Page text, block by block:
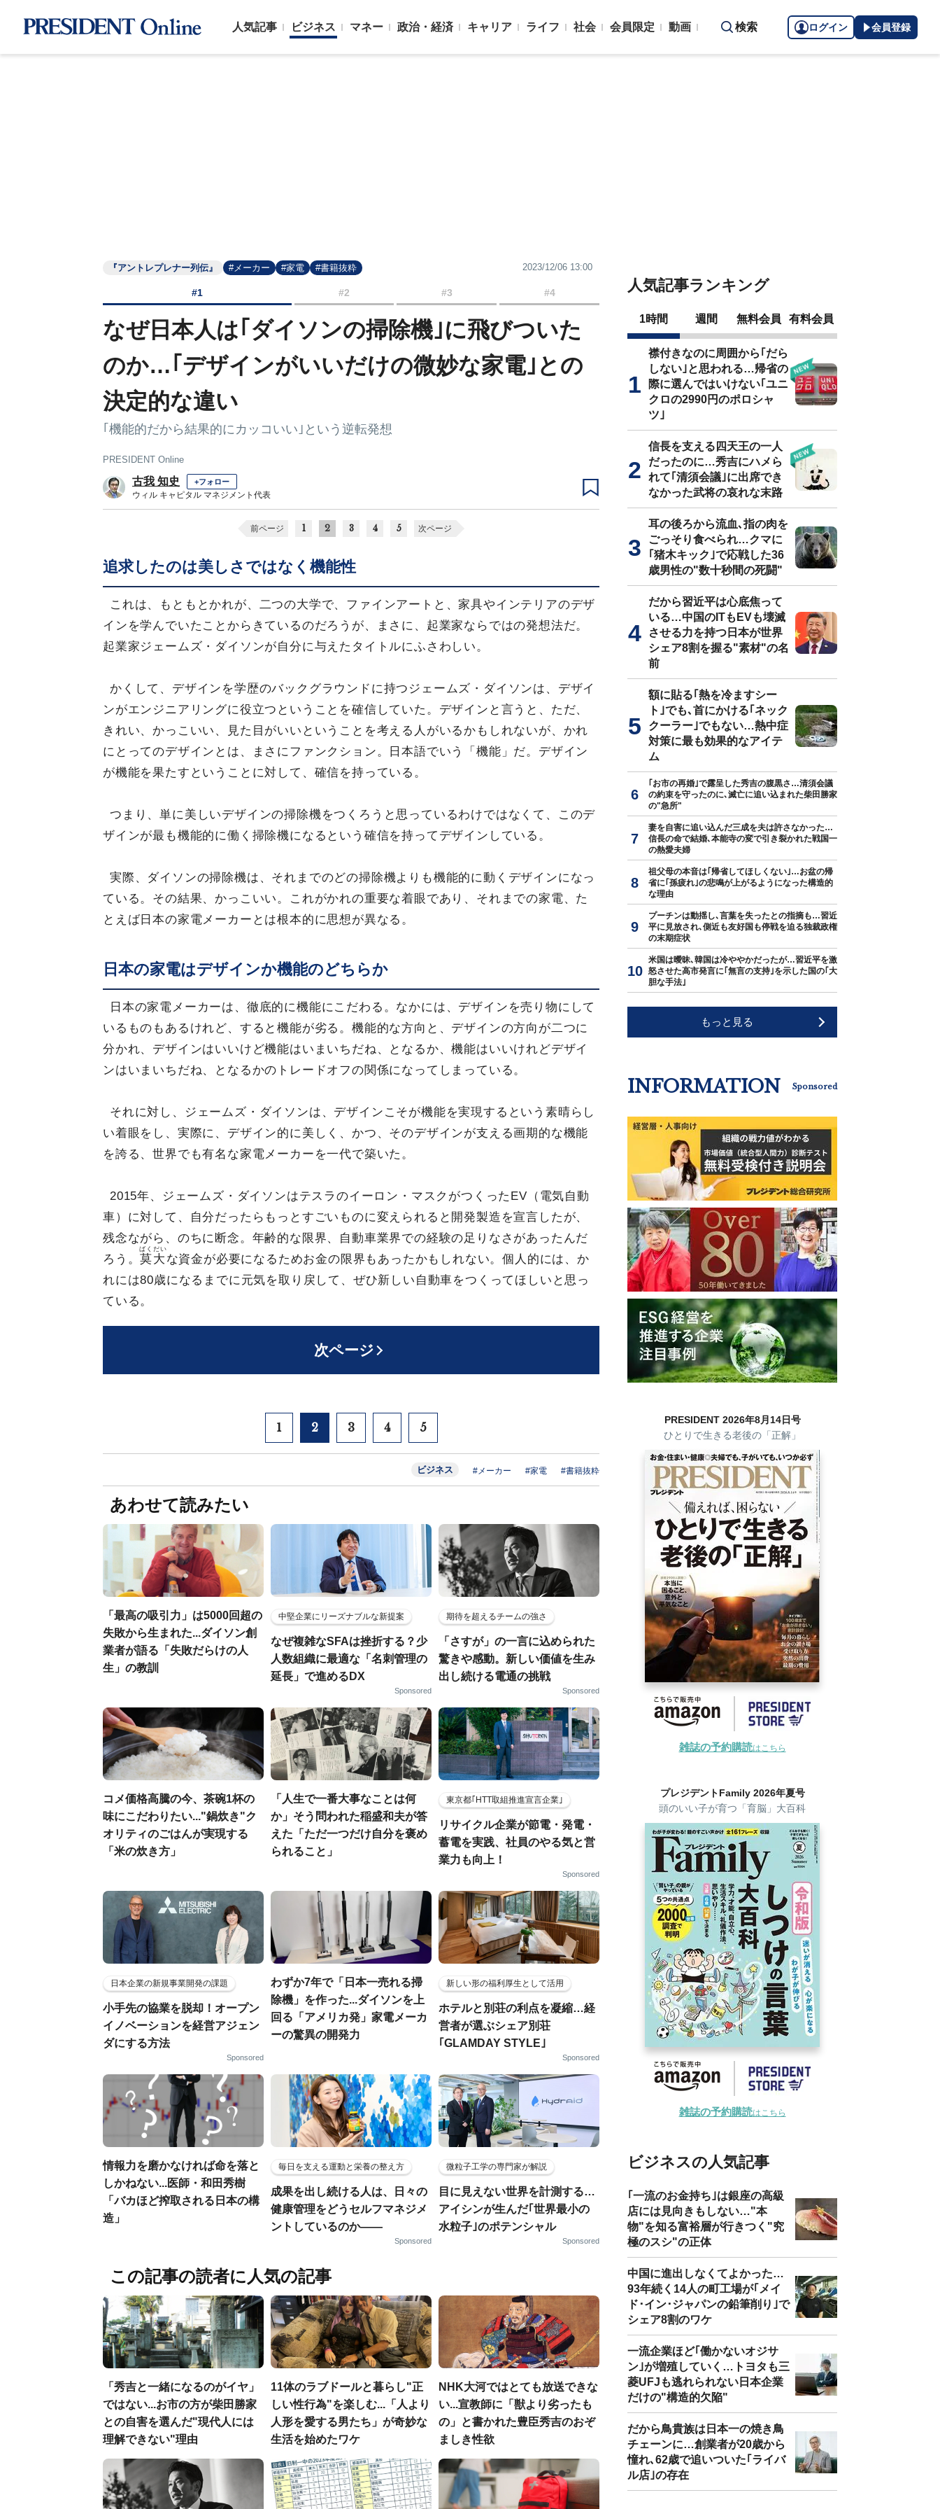
人気記事 ビジネス マネー 政治・経済 キャリア ライフ 社会 会員限定 動画 検索 ログイン 会員登録
『アントレプレナー列伝』 #メーカー #家電 #書籍抜粋 2023/12/06 13:00
#1 #2 #3 #4
なぜ日本人は｢ダイソンの掃除機｣に飛びついた
のか…｢デザインがいいだけの微妙な家電｣との
決定的な違い
｢機能的だから結果的にカッコいい｣という逆転発想
PRESIDENT Online
古我 知史 +フォロー
ウィル キャピタル マネジメント代表
前ページ 1 2 3 4 5 次ページ
追求したのは美しさではなく機能性
これは、もともとかれが、二つの大学で、ファインアートと、家具やインテリアのデザ
インを学んでいたことからきているのだろうが、まさに、起業家ならではの発想法だ。
起業家ジェームズ・ダイソンが自分に与えたタイトルにふさわしい。
かくして、デザインを学歴のバックグラウンドに持つジェームズ・ダイソンは、デザイ
ンがエンジニアリングに役立つということを確信していた。デザインと言うと、ただ、
きれい、かっこいい、見た目がいいということを考える人がいるかもしれないが、かれ
にとってのデザインとは、まさにファンクション。日本語でいう「機能」だ。デザイン
が機能を果たすということに対して、確信を持っている。
つまり、単に美しいデザインの掃除機をつくろうと思っているわけではなくて、このデ
ザインが最も機能的に働く掃除機になるという確信を持ってデザインしている。
実際、ダイソンの掃除機は、それまでのどの掃除機よりも機能的に動くデザインになっ
ている。その結果、かっこいい。これがかれの重要な着眼であり、それまでの家電、た
とえば日本の家電メーカーとは根本的に思想が異なる。
日本の家電はデザインか機能のどちらか
日本の家電メーカーは、徹底的に機能にこだわる。なかには、デザインを売り物にして
いるものもあるけれど、すると機能が劣る。機能的な方向と、デザインの方向が二つに
分かれ、デザインはいいけど機能はいまいちだね、となるか、機能はいいけれどデザイ
ンはいまいちだね、となるかのトレードオフの関係になってしまっている。
それに対し、ジェームズ・ダイソンは、デザインこそが機能を実現するという素晴らし
い着眼をし、実際に、デザイン的に美しく、かつ、そのデザインが支える画期的な機能
を誇る、世界でも有名な家電メーカーを一代で築いた。
2015年、ジェームズ・ダイソンはテスラのイーロン・マスクがつくったEV（電気自動
車）に対して、自分だったらもっとすごいものに変えられると開発製造を宣言したが、
残念ながら、のちに断念。年齢的な限界、自動車業界での経験の足りなさがあったんだ
ろう。莫大
ばくだい
な資金が必要になるためお金の限界もあったかもしれない。個人的には、か
れには80歳になるまでに元気を取り戻して、ぜひ新しい自動車をつくってほしいと思っ
ている。
次ページ
1 2 3 4 5
ビジネス #メーカー #家電 #書籍抜粋
あわせて読みたい
「最高の吸引力」は5000回超の
失敗から生まれた...ダイソン創
業者が語る「失敗だらけの人
生」の教訓
中堅企業にリーズナブルな新提案
なぜ複雑なSFAは挫折する？少
人数組織に最適な「名刺管理の
延長」で進めるDX
Sponsored
期待を超えるチームの強さ
「さすが」の一言に込められた
驚きや感動。新しい価値を生み
出し続ける電通の挑戦
Sponsored
コメ価格高騰の今、茶碗1杯の
味にこだわりたい..."鍋炊き"ク
オリティのごはんが実現する
「米の炊き方」
「人生で一番大事なことは何
か」そう問われた稲盛和夫が答
えた「ただ一つだけ自分を褒め
られること」
東京都｢HTT取組推進宣言企業｣
リサイクル企業が節電・発電・
蓄電を実践、社員のやる気と営
業力も向上！
Sponsored
日本企業の新規事業開発の課題
小手先の協業を脱却！オープン
イノベーションを経営アジェン
ダにする方法
Sponsored
わずか7年で「日本一売れる掃
除機」を作った...ダイソンを上
回る「アメリカ発」家電メーカ
ーの驚異の開発力
新しい形の福利厚生として活用
ホテルと別荘の利点を凝縮…経
営者が選ぶシェア別荘
｢GLAMDAY STYLE｣
Sponsored
情報力を磨かなければ命を落と
しかねない...医師・和田秀樹
「バカほど搾取される日本の構
造」
毎日を支える運動と栄養の整え方
成果を出し続ける人は、日々の
健康管理をどうセルフマネジメ
ントしているのか——
Sponsored
微粒子工学の専門家が解説
目に見えない世界を計測する…
アイシンが生んだ｢世界最小の
水粒子｣のポテンシャル
Sponsored
この記事の読者に人気の記事
「秀吉と一緒になるのがイヤ」
ではない...お市の方が柴田勝家
との自害を選んだ"現代人には
理解できない"理由
11体のラブドールと暮らし"正
しい性行為"を楽しむ...「人より
人形を愛する男たち」が奇妙な
生活を始めたワケ
NHK大河ではとても放送できな
い...宣教師に「獣より劣ったも
の」と書かれた豊臣秀吉のおぞ
ましき性欲
人気記事ランキング
1時間 週間 無料会員 有料会員
襟付きなのに周囲から｢だら
しない｣と思われる…帰省の
際に選んではいけない｢ユニ
クロの2990円のポロシャ
ツ｣
信長を支える四天王の一人
だったのに…秀吉にハメら
れて｢清須会議｣に出席でき
なかった武将の哀れな末路
耳の後ろから流血､指の肉を
ごっそり食べられ…クマに
｢猪木キック｣で応戦した36
歳男性の"数十秒間の死闘"
だから習近平は心底焦って
いる…中国のITもEVも壊滅
させる力を持つ日本が世界
シェア8割を握る"素材"の名
前
額に貼る｢熱を冷ますシー
ト｣でも､首にかける｢ネック
クーラー｣でもない…熱中症
対策に最も効果的なアイテ
ム
｢お市の再婚｣で露呈した秀吉の腹黒さ…清須会議
の約束を守ったのに､滅亡に追い込まれた柴田勝家
の"急所"
妻を自害に追い込んだ三成を夫は許さなかった…
信長の命で結婚､本能寺の変で引き裂かれた戦国一
の熱愛夫婦
祖父母の本音は｢帰省してほしくない｣…お盆の帰
省に｢孫疲れ｣の悲鳴が上がるようになった構造的
な理由
プーチンは動揺し､言葉を失ったとの指摘も…習近
平に見放され､側近も友好国も停戦を迫る独裁政権
の末期症状
米国は曖昧､韓国は冷ややかだったが…習近平を激
怒させた高市発言に｢無言の支持｣を示した国の｢大
胆な手法｣
もっと見る
INFORMATION Sponsored
PRESIDENT 2026年8月14日号
ひとりで生きる老後の「正解」
雑誌の予約購読はこちら
プレジデントFamily 2026年夏号
頭のいい子が育つ「育脳」大百科
雑誌の予約購読はこちら
ビジネスの人気記事
｢一流のお金持ち｣は銀座の高級
店には見向きもしない…"本
物"を知る富裕層が行きつく"究
極のスシ"の正体
中国に進出しなくてよかった…
93年続く14人の町工場が｢メイ
ド･イン･ジャパンの鉛筆削り｣で
シェア8割のワケ
一流企業ほど｢働かないオジサ
ン｣が増殖していく…トヨタも三
菱UFJも逃れられない日本企業
だけの"構造的欠陥"
だから鳥貴族は日本一の焼き鳥
チェーンに…創業者が20歳から
憧れ､62歳で追いついた｢ライバ
ル店｣の存在